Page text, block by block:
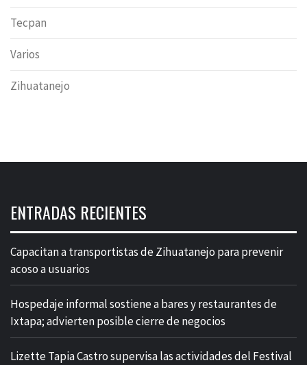
Tecpan
Varios
Zihuatanejo
ENTRADAS RECIENTES
Capacitan a transportistas de Zihuatanejo para prevenir
acoso a usuarios
Hospedaje informal sostiene a bares y restaurantes de
Ixtapa; advierten posible cierre de negocios
Lizette Tapia Castro supervisa las actividades del Festival